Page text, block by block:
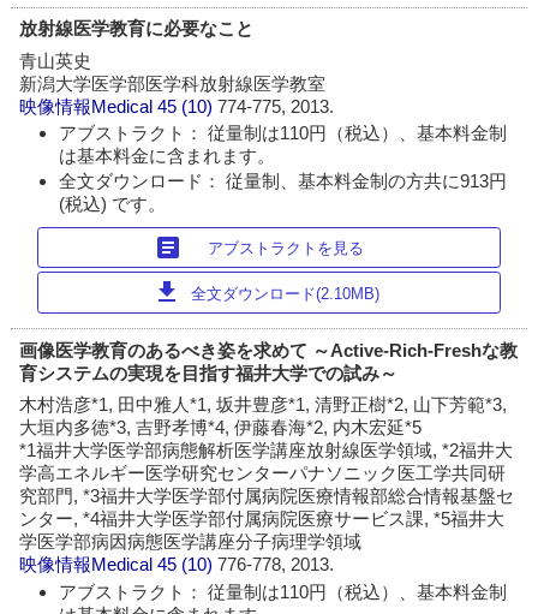
放射線医学教育に必要なこと
青山英史
新潟大学医学部医学科放射線医学教室
映像情報Medical 45 (10)774-775, 2013.
アブストラクト： 従量制は110円（税込）、基本料金制
は基本料金に含まれます。
全文ダウンロード： 従量制、基本料金制の方共に913円
(税込) です。
article アブストラクトを見る
download 全文ダウンロード(2.10MB)
画像医学教育のあるべき姿を求めて ～Active-Rich-Freshな教
育システムの実現を目指す福井大学での試み～
木村浩彦*1, 田中雅人*1, 坂井豊彦*1, 清野正樹*2, 山下芳範*3,
大垣内多徳*3, 吉野孝博*4, 伊藤春海*2, 内木宏延*5
*1福井大学医学部病態解析医学講座放射線医学領域, *2福井大
学高エネルギー医学研究センターパナソニック医工学共同研
究部門, *3福井大学医学部付属病院医療情報部総合情報基盤セ
ンター, *4福井大学医学部付属病院医療サービス課, *5福井大
学医学部病因病態医学講座分子病理学領域
映像情報Medical 45 (10)776-778, 2013.
アブストラクト： 従量制は110円（税込）、基本料金制